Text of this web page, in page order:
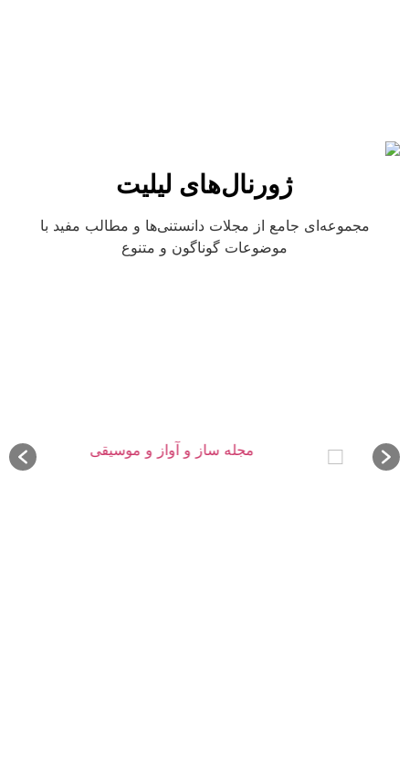
ژورنال‌های لیلیت
مجموعه‌ای جامع از مجلات دانستنی‌ها و مطالب مفید با
موضوعات گوناگون و متنوع